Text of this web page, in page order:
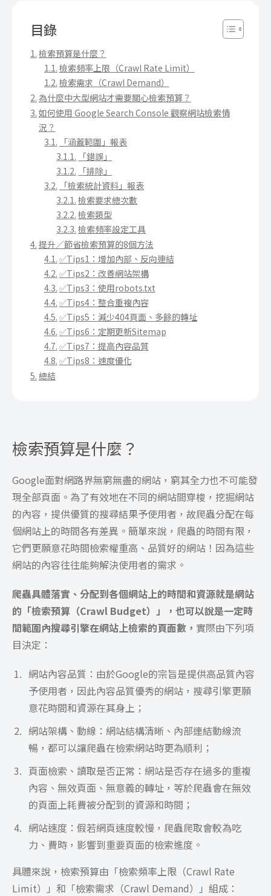
目錄
檢索預算是什麼？
檢索頻率上限（Crawl Rate Limit）
檢索需求（Crawl Demand）
為什麼中大型網站才需要關心檢索預算？
如何使用 Google Search Console 觀察網站檢索情
況？
「涵蓋範圍」報表
「錯誤」
「排除」
「檢索統計資料」報表
檢索要求總次數
檢索類型
檢索頻率設定工具
提升／節省檢索預算的8個方法
✅Tips1：增加內部、反向連結
✅Tips2：改善網站架構
✅Tips3：使用robots.txt
✅Tips4：整合重複內容
✅Tips5：減少404頁面、多餘的轉址
✅Tips6：定期更新Sitemap
✅Tips7：提高內容品質
✅Tips8：速度優化
總結
檢索預算是什麼？
Google面對網路界無窮無盡的網站，窮其全力也不可能發
現全部頁面。為了有效地在不同的網站間穿梭，挖掘網站
的內容，提供優質的搜尋結果予使用者，故爬蟲分配在每
個網站上的時間各有差異。簡單來說，爬蟲的時間有限，
它們更願意花時間檢索權重高、品質好的網站！因為這些
網站的內容往往能夠解決使用者的需求。
爬蟲具體落實、分配到各個網站上的時間和資源就是網站
的「檢索預算（Crawl Budget）」，也可以說是一定時
間範圍內搜尋引擎在網站上檢索的頁面數， 實際由下列項
目決定：
網站內容品質：由於Google的宗旨是提供高品質內容
予使用者，因此內容品質優秀的網站，搜尋引擎更願
意花時間和資源在其身上；
網站架構、動線：網站結構清晰、內部連結動線流
暢，都可以讓爬蟲在檢索網站時更為順利；
頁面檢索、讀取是否正常：網站是否存在過多的重複
內容、無效頁面、無意義的轉址，等於爬蟲會在無效
的頁面上耗費被分配到的資源和時間；
網站速度：假若網頁速度較慢，爬蟲爬取會較為吃
力、費時，影響到重要頁面的檢索進度。
具體來說，檢索預算由「檢索頻率上限（Crawl Rate
Limit）」和「檢索需求（Crawl Demand）」組成：